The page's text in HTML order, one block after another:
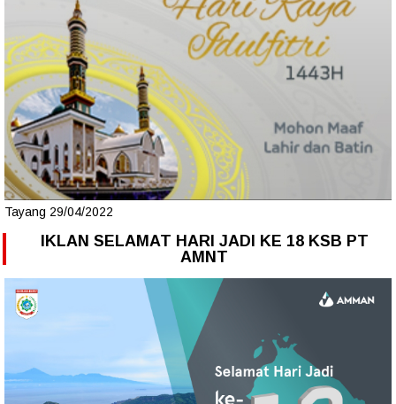
Tayang 29/04/2022
IKLAN SELAMAT HARI JADI KE 18 KSB PT
AMNT